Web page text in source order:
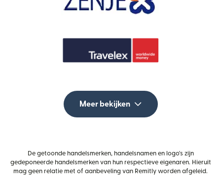
Meer bekijken
De getoonde handelsmerken, handelsnamen en logo's zijn
gedeponeerde handelsmerken van hun respectieve eigenaren. Hieruit
mag geen relatie met of aanbeveling van Remitly worden afgeleid.